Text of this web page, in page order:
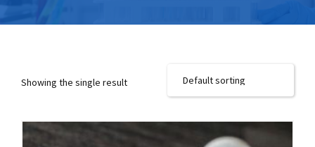
Showing the single result